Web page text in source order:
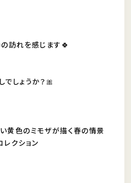
訪れを感じます🍀
しょうか？🎀
黄色のミモザが描く春の情景
クション